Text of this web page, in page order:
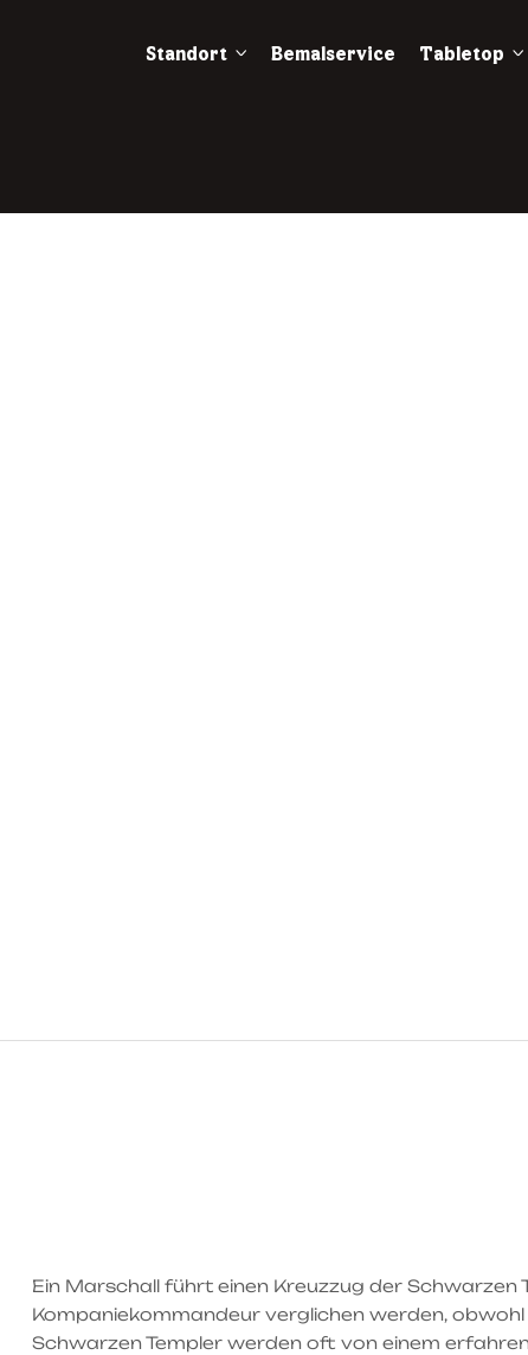
Standort Bemalservice Tabletop
Ein Marschall führt einen Kreuzzug der
Kompaniekommandeur verglichen werden,
Schwarzen Templer werden oft von einem